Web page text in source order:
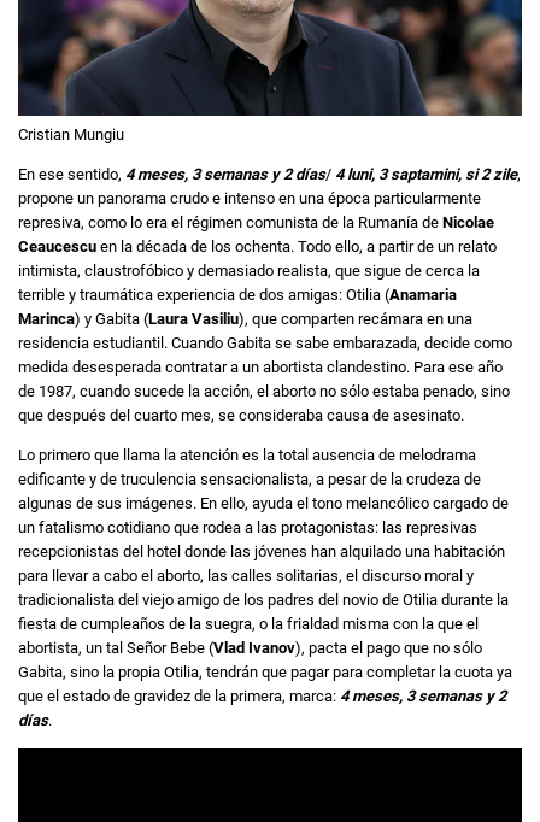
Cristian Mungiu
En ese sentido, 4 meses, 3 semanas y 2 días/ 4 luni, 3 saptamini, si 2 zile,
propone un panorama crudo e intenso en una época particularmente
represiva, como lo era el régimen comunista de la Rumanía de Nicolae
Ceaucescu en la década de los ochenta. Todo ello, a partir de un relato
intimista, claustrofóbico y demasiado realista, que sigue de cerca la
terrible y traumática experiencia de dos amigas: Otilia (Anamaria
Marinca) y Gabita (Laura Vasiliu), que comparten recámara en una
residencia estudiantil. Cuando Gabita se sabe embarazada, decide como
medida desesperada contratar a un abortista clandestino. Para ese año
de 1987, cuando sucede la acción, el aborto no sólo estaba penado, sino
que después del cuarto mes, se consideraba causa de asesinato.
Lo primero que llama la atención es la total ausencia de melodrama
edificante y de truculencia sensacionalista, a pesar de la crudeza de
algunas de sus imágenes. En ello, ayuda el tono melancólico cargado de
un fatalismo cotidiano que rodea a las protagonistas: las represivas
recepcionistas del hotel donde las jóvenes han alquilado una habitación
para llevar a cabo el aborto, las calles solitarias, el discurso moral y
tradicionalista del viejo amigo de los padres del novio de Otilia durante la
fiesta de cumpleaños de la suegra, o la frialdad misma con la que el
abortista, un tal Señor Bebe (Vlad Ivanov), pacta el pago que no sólo
Gabita, sino la propia Otilia, tendrán que pagar para completar la cuota ya
que el estado de gravidez de la primera, marca: 4 meses, 3 semanas y 2
días.